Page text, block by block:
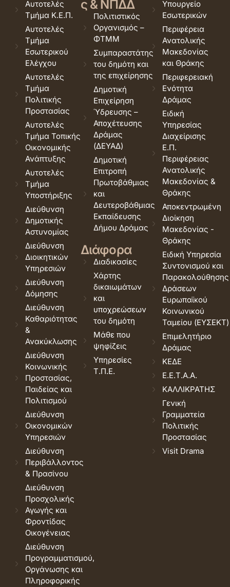
Αυτοτελές
Τμήμα Κ.Ε.Π.
Αυτοτελές
Τμήμα
Εσωτερικού
Ελέγχου
Αυτοτελές
Τμήμα
Πολιτικής
Προστασίας
Αυτοτελές
Τμήμα Τοπικής
Οικονομικής
Ανάπτυξης
Αυτοτελές
Τμήμα
Υποστήριξης
Διεύθυνση
Δημοτικής
Αστυνομίας
Διεύθυνση
Διοικητικών
Υπηρεσιών
Διεύθυνση
Δόμησης
Διεύθυνση
Καθαριότητας
&
Ανακύκλωσης
Διεύθυνση
Κοινωνικής
Προστασίας,
Παιδείας και
Πολιτισμού
Διεύθυνση
Οικονομικών
Υπηρεσιών
Διεύθυνση
Περιβάλλοντος
& Πρασίνου
Διεύθυνση
Προσχολικής
Αγωγής και
Φροντίδας
Οικογένειας
Διεύθυνση
Προγραμματισμού,
Οργάνωσης και
Πληροφορικής
ς & ΝΠΔΔ
Πολιτιστικός
Οργανισμός –
ΦΤΜΜ
Συμπαραστάτης
του δημότη και
της επιχείρησης
Δημοτική
Επιχείρηση
Ύδρευσης –
Αποχέτευσης
Δράμας
(ΔΕΥΑΔ)
Δημοτική
Επιτροπή
Πρωτοβάθμιας
και
Δευτεροβάθμιας
Εκπαίδευσης
Δήμου Δράμας
Διάφορα
Διαδικασίες
Χάρτης
δικαιωμάτων
και
υποχρεώσεων
του δημότη
Μάθε που
ψηφίζεις
Υπηρεσίες
Τ.Π.Ε.
Υπουργείο
Εσωτερικών
Περιφέρεια
Ανατολικής
Μακεδονίας
και Θράκης
Περιφερειακή
Ενότητα
Δράμας
Ειδική
Υπηρεσίας
Διαχείρισης
Ε.Π.
Περιφέρειας
Ανατολικής
Μακεδονίας &
Θράκης
Αποκεντρωμένη
Διοίκηση
Μακεδονίας -
Θράκης
Ειδική Υπηρεσία
Συντονισμού και
Παρακολούθησης
Δράσεων
Ευρωπαϊκού
Κοινωνικού
Ταμείου (ΕΥΣΕΚΤ)
Επιμελητήριο
Δράμας
ΚΕΔΕ
Ε.Ε.Τ.Α.Α.
ΚΑΛΛΙΚΡΑΤΗΣ
Γενική
Γραμματεία
Πολιτικής
Προστασίας
Visit Drama